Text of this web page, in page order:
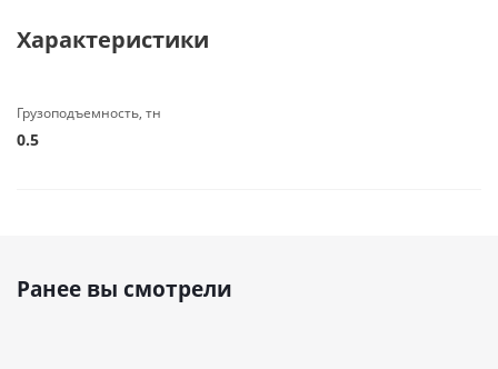
Характеристики
Грузоподъемность, тн
0.5
Ранее вы смотрели